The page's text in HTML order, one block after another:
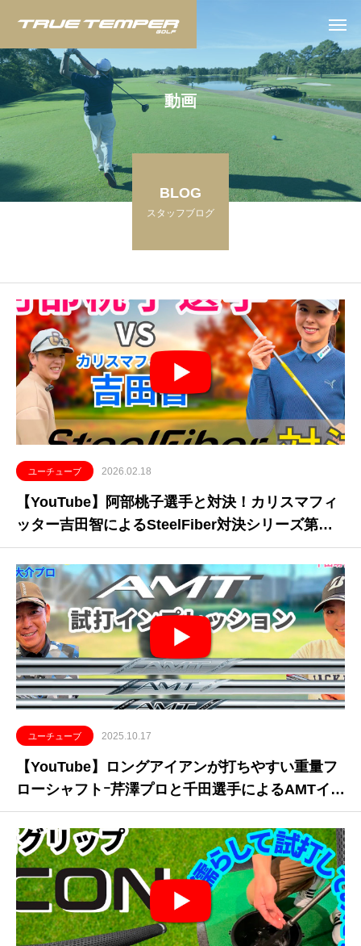
動画
BLOG
スタッフブログ
ユーチューブ 2026.02.18
【YouTube】阿部桃子選手と対決！カリスマフィ
ッター吉田智によるSteelFiber対決シリーズ第四
弾
ユーチューブ 2025.10.17
【YouTube】ロングアイアンが打ちやすい重量フ
ローシャフトｰ芹澤プロと千田選手によるAMTイン
プレッション